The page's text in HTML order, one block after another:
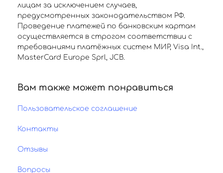
лицам за исключением случаев,
предусмотренных законодательством РФ.
Проведение платежей по банковским картам
осуществляется в строгом соответствии с
требованиями платёжных систем МИР, Visa Int.,
MasterCard Europe Sprl, JCB.
Вам также может понравиться
Пользовательское соглашение
Контакты
Отзывы
Вопросы